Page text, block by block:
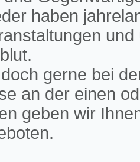
haben
gerne bei
an der einen
geben wir